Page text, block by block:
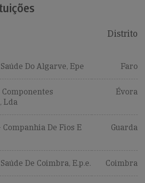
Distrito
Do Algarve, Epe Faro
Lda
Évora
De Fios E
Guarda
De Coimbra, E.p.e. Coimbra